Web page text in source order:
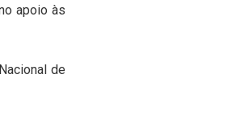
apoio às
de